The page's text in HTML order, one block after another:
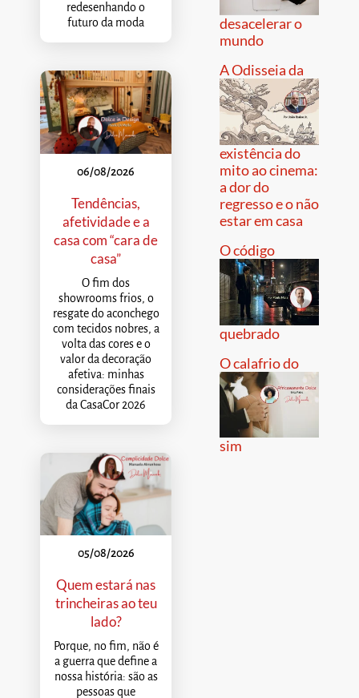
redesenhando o
futuro da moda
06/08/2026
Tendências,
afetividade e a
casa com “cara de
casa”
O fim dos
showrooms frios, o
resgate do aconchego
com tecidos nobres, a
volta das cores e o
valor da decoração
afetiva: minhas
considerações finais
da CasaCor 2026
05/08/2026
Quem estará nas
trincheiras ao teu
lado?
Porque, no fim, não é
a guerra que define a
nossa história: são as
pessoas que
desacelerar o
mundo
A Odisseia da
existência do
mito ao cinema:
a dor do
regresso e o não
estar em casa
O código
quebrado
O calafrio do
sim